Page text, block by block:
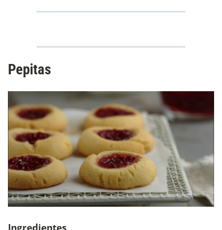
Pepitas